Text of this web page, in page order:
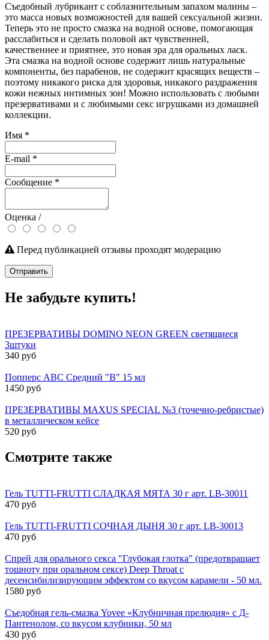
Съедобный лубрикант с соблазнительным запахом малины –
это масса новых возможностей для вашей сексуальной жизни.
Теперь это не просто смазка на водной основе, помогающая
расслабиться и сделать половой акт чувственней,
качественнее и приятнее, это новая эра для оральных ласк.
Эта смазка на водной основе содержит лишь натуральные
компоненты, без парабенов, не содержит красящих веществ –
поэтому никакого риска для здоровья, никакого раздражения
кожи нежных интимных зон! Можно использовать с любыми
презервативами и с любимыми секс игрушками из домашней
коллекции.
Имя *
E-mail *
Сообщение *
Оценка /
Перед публикацией отзывы проходят модерацию
Отправить
Не забудьте купить!
ПРЕЗЕРВАТИВЫ DOMINO NEON GREEN светящиеся
3штуки
340 руб
Попперс ABC Средний "B" 15 мл
1450 руб
ПРЕЗЕРВАТИВЫ MAXUS SPECIAL №3 (точечно-ребристые)
в металлическом кейсе
520 руб
Смотрите также
Гель TUTTI-FRUTTI СЛАДКАЯ МЯТА 30 г арт. LB-30011
470 руб
Гель TUTTI-FRUTTI СОЧНАЯ ДЫНЯ 30 г арт. LB-30013
470 руб
Спрей для орального секса "Глубокая глотка" (предотвращает
тошноту при оральном сексе) Deep Throat с
десенсибилизирующим эффектом со вкусом карамели - 50 мл.
1580 руб
Съедобная гель-смазка Yovee «Клубничная прелюдия» с Д-
Пантенолом, со вкусом клубники, 50 мл
430 руб